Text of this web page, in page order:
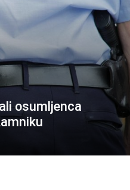
osumljenca